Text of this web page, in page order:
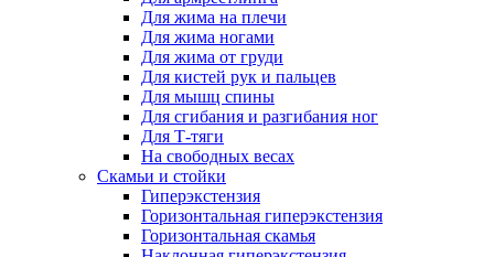
Для жима на плечи
Для жима ногами
Для жима от груди
Для кистей рук и пальцев
Для мышц спины
Для сгибания и разгибания ног
Для Т-тяги
На свободных весах
Скамьи и стойки
Гиперэкстензия
Горизонтальная гиперэкстензия
Горизонтальная скамья